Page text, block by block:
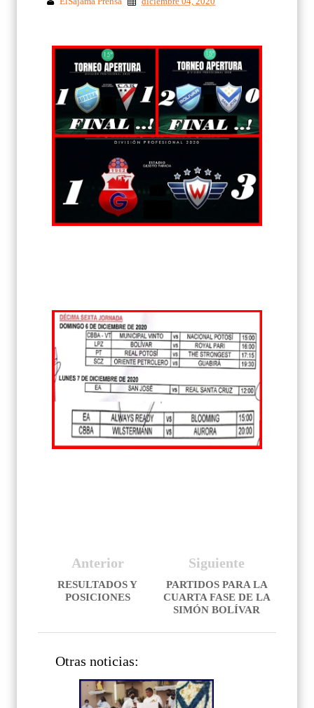
Siguiente
PARTIDOS PARA LA
CUARTA FASE DE LA
SIMÓN BOLÍVAR
Anterior
RESULTADOS Y
POSICIONES
Otras noticias: